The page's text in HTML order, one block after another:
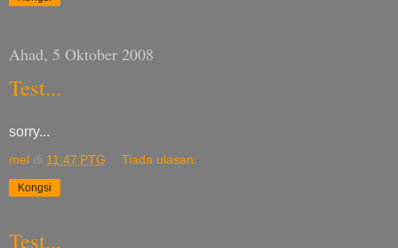
Ahad, 5 Oktober 2008
Test...
sorry...
mel di 11:47 PTG Tiada ulasan:
Kongsi
Test...